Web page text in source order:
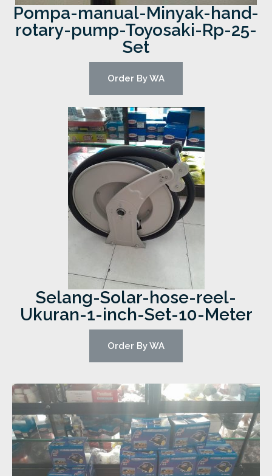
Pompa-manual-Minyak-hand-
rotary-pump-Toyosaki-Rp-25-
Set
Order By WA
Selang-Solar-hose-reel-
Ukuran-1-inch-Set-10-Meter
Order By WA